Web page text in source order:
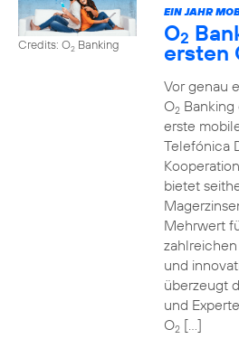
Credits: O2 Banking
EIN JAHR
O2
ersten
Vor genau
O2Banking
erste
Telefónica
bietet
Mehrwert
und
überzeugt
und
O2[…]